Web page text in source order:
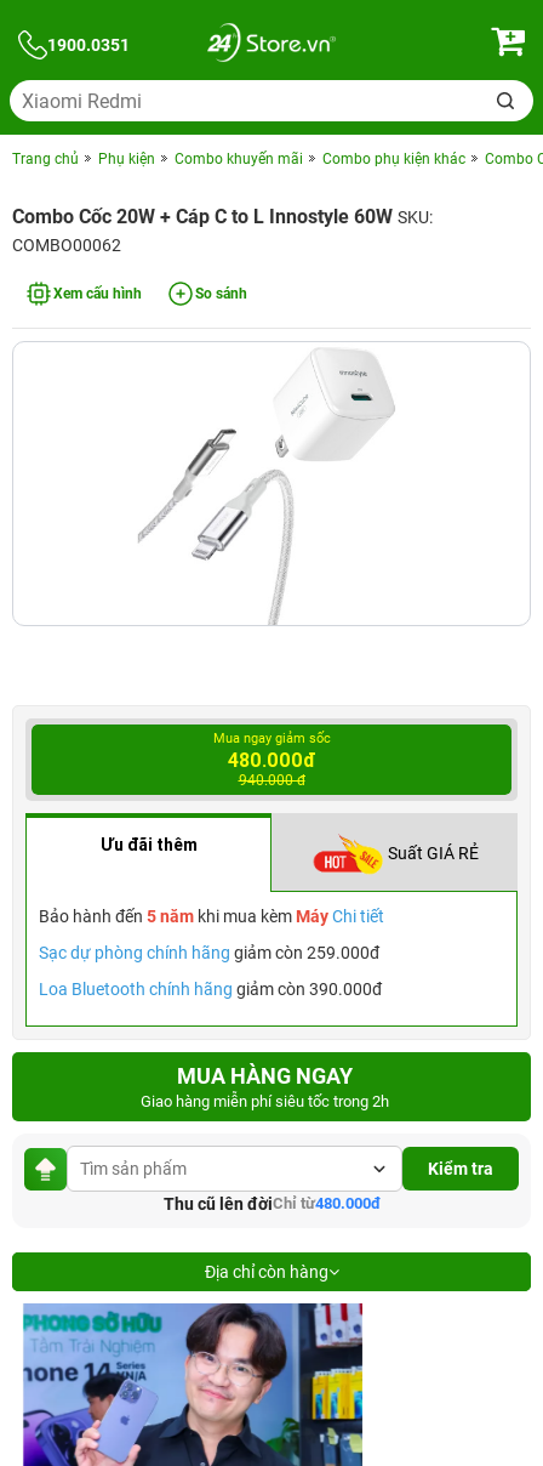
1900.0351
Trang chủ Phụ kiện Combo khuyến mãi Combo phụ kiện khác Combo
Combo Cốc 20W + Cáp C to L Innostyle 60W SKU:
COMBO00062
Xem cấu hình So sánh
Mua ngay giảm sốc
480.000đ
940.000 đ
Ưu đãi thêm Suất GIÁ RẺ
Bảo hành đến 5 năm khi mua kèm MáyChi tiết
Sạc dự phòng chính hãng giảm còn 259.000đ
Loa Bluetooth chính hãng giảm còn 390.000đ
MUA HÀNG NGAY
Giao hàng miễn phí siêu tốc trong 2h
Kiểm tra
Thu cũ lên đờiChỉ từ480.000đ
Địa chỉ còn hàng